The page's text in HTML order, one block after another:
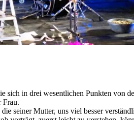
sich in drei wesentlichen Punkten von
Frau.
seiner Mutter, uns viel besser